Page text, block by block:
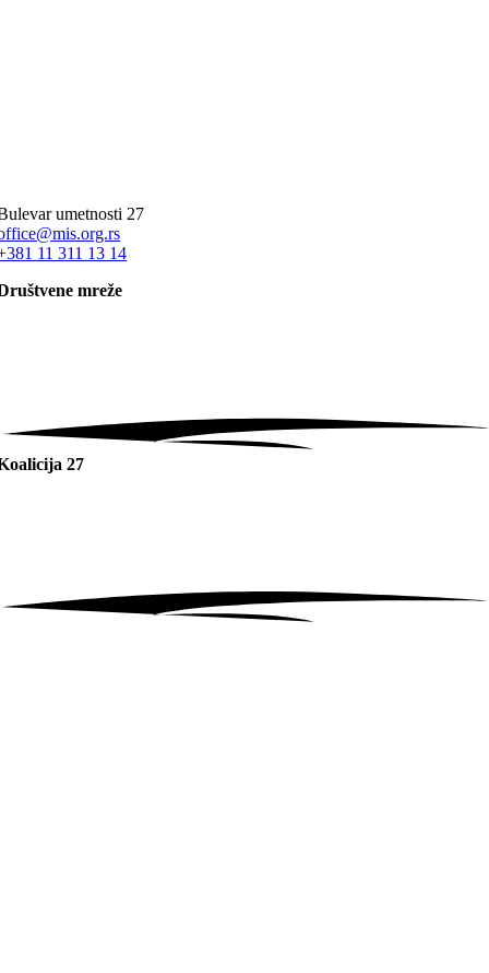
umetnosti 27
11 311 13 14
mreže
27